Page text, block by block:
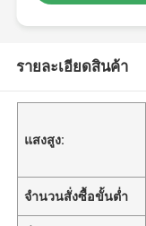
รายละเอียดสินค้า
แสงสูง:
จำนวนสั่งซื้อขั้นต่ำ